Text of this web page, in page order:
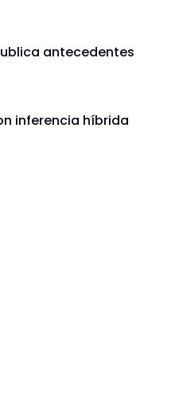
antecedentes
inferencia híbrida